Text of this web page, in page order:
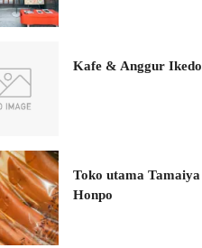
Kafe & Anggur Ikedo
Toko utama Tamaiya
Honpo